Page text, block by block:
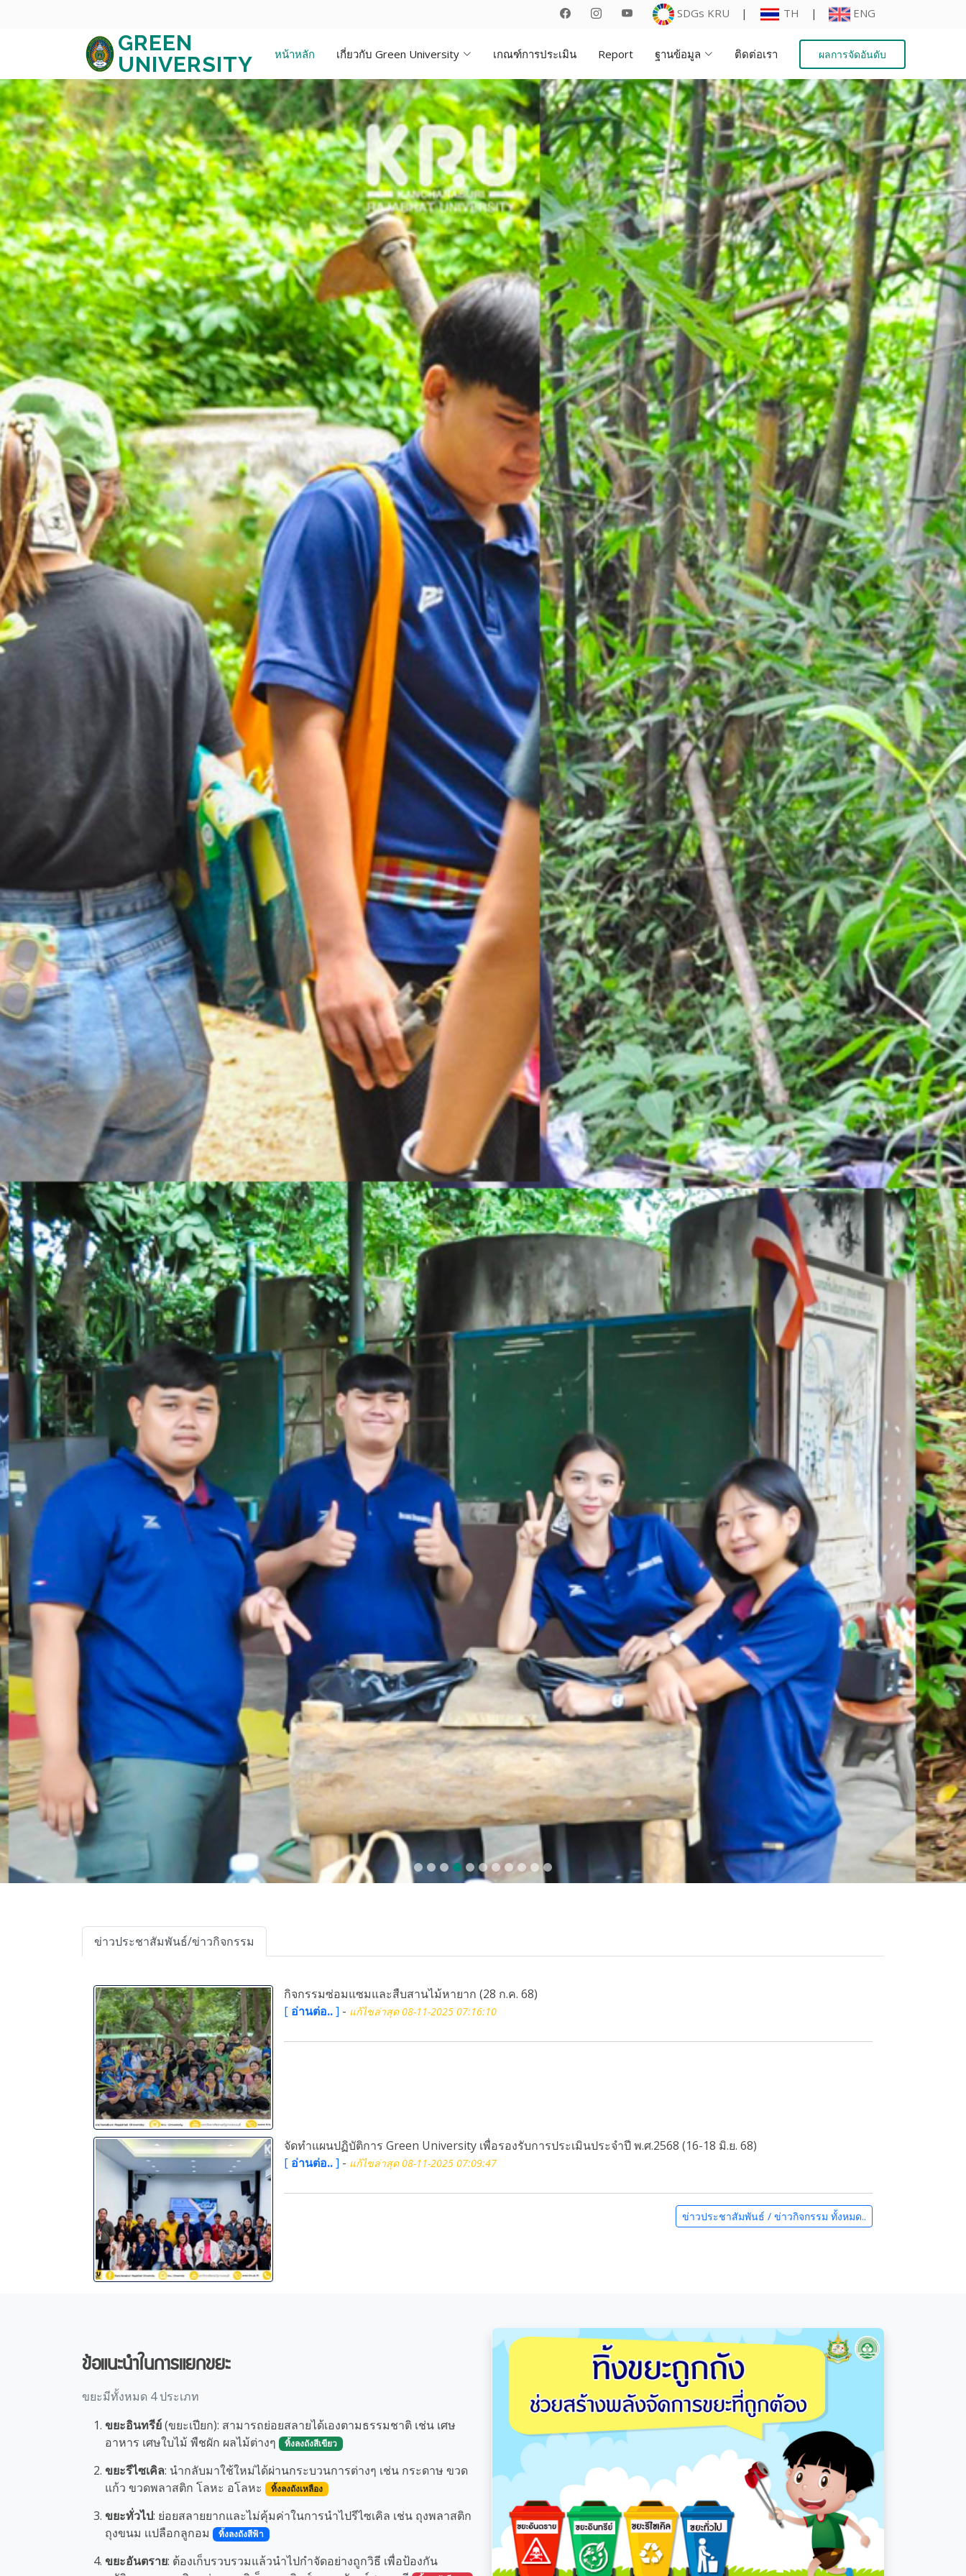
SDGs KRU | TH | ENG
GREEN
UNIVERSITY
หน้าหลัก เกี่ยวกับ Green University เกณฑ์การประเมิน Report ฐานข้อมูล ติดต่อเรา ผลการจัดอันดับ
ข่าวประชาสัมพันธ์/ข่าวกิจกรรม
กิจกรรมซ่อมแซมและสืบสานไม้หายาก (28 ก.ค. 68)
[ อ่านต่อ..] - แก้ไขล่าสุด 08-11-2025 07:16:10
จัดทำแผนปฏิบัติการ Green University เพื่อรองรับการประเมินประจำปี พ.ศ.2568 (16-18 มิ.ย. 68)
[ อ่านต่อ..] - แก้ไขล่าสุด 08-11-2025 07:09:47
ข่าวประชาสัมพันธ์ / ข่าวกิจกรรม ทั้งหมด..
ข้อแนะนำในการแยกขยะ
ขยะมีทั้งหมด 4 ประเภท
ขยะอินทรีย์(ขยะเปียก): สามารถย่อยสลายได้เองตามธรรมชาติ เช่น เศษ
อาหาร เศษใบไม้ พืชผัก ผลไม้ต่างๆ
ทิ้งลงถังสีเขียว
ขยะรีไซเคิล: นำกลับมาใช้ใหม่ได้ผ่านกระบวนการต่างๆ เช่น กระดาษ ขวด
แก้ว ขวดพลาสติก โลหะ อโลหะ
ทิ้งลงถังเหลือง
ขยะทั่วไป: ย่อยสลายยากและไม่คุ้มค่าในการนำไปรีไซเคิล เช่น ถุงพลาสติก
ถุงขนม เเปลือกลูกอม
ทิ้งลงถังสีฟ้า
ขยะอันตราย: ต้องเก็บรวบรวมแล้วนำไปกำจัดอย่างถูกวิธี เพื่อป้องกัน